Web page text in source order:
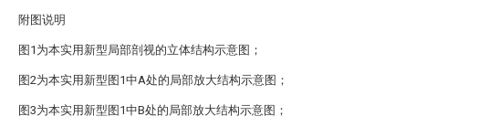
附图说明
图1为本实用新型局部剖视的立体结构示意图；
图2为本实用新型图1中A处的局部放大结构示意图；
图3为本实用新型图1中B处的局部放大结构示意图；